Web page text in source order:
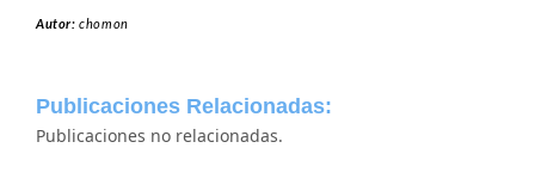
Autor:chomon
Publicaciones Relacionadas:
Publicaciones no relacionadas.